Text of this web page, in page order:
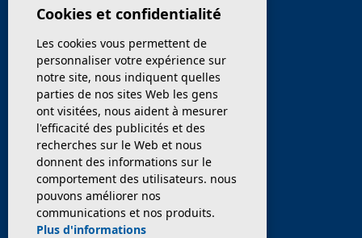
MENU
ENTREPRISE
PROPRIÉTÉS
SERVICES
VENDEZ / TRANSFÉRER
NOUVELLES
Cookies et confidentialité
Les cookies vous permettent de
personnaliser votre expérience sur
notre site, nous indiquent quelles
parties de nos sites Web les gens
ont visitées, nous aident à mesurer
l'efficacité des publicités et des
recherches sur le Web et nous
donnent des informations sur le
comportement des utilisateurs. nous
pouvons améliorer nos
communications et nos produits.
Plus d'informations